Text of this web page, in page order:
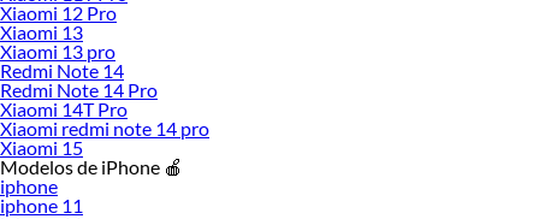
Xiaomi 12 Pro
Xiaomi 13
Xiaomi 13 pro
Redmi Note 14
Redmi Note 14 Pro
Xiaomi 14T Pro
Xiaomi redmi note 14 pro
Xiaomi 15
Modelos de iPhone 🍎
iphone
iphone 11